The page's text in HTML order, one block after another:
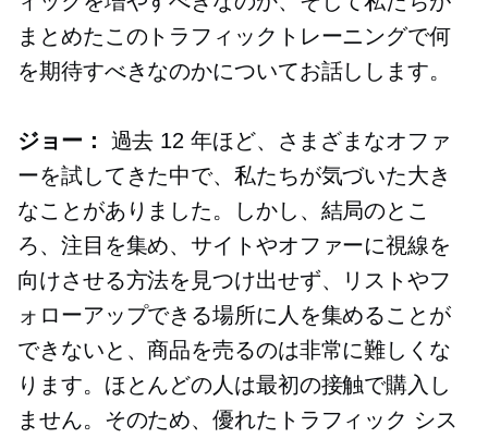
まとめたこのトラフィックトレーニングで何
を期待すべきなのかについてお話しします。
ジョー：
過去 12 年ほど、さまざまなオファ
ーを試してきた中で、私たちが気づいた大き
なことがありました。しかし、結局のとこ
ろ、注目を集め、サイトやオファーに視線を
向けさせる方法を見つけ出せず、リストやフ
ォローアップできる場所に人を集めることが
できないと、商品を売るのは非常に難しくな
ります。ほとんどの人は最初の接触で購入し
ません。そのため、優れたトラフィック シス